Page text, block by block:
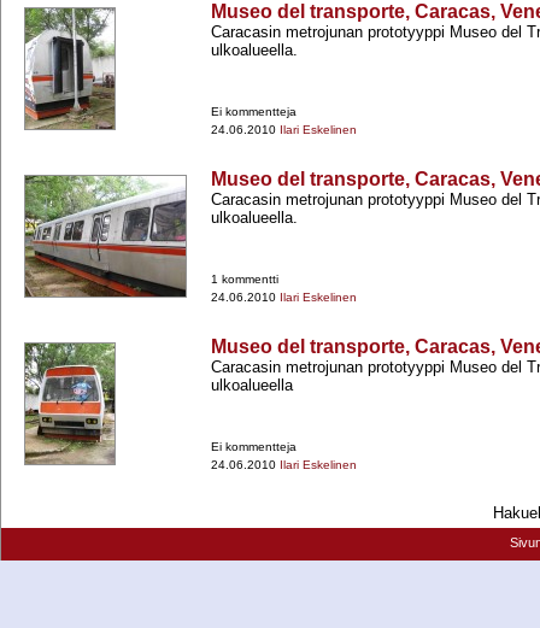
Museo del transporte, Caracas,
Caracasin metrojunan prototyyppi Museo del
ulkoalueella.
Ei kommentteja
24.06.2010 Ilari Eskelinen
Museo del transporte, Caracas,
Caracasin metrojunan prototyyppi Museo del
ulkoalueella.
1 kommentti
24.06.2010 Ilari Eskelinen
Museo del transporte, Caracas,
Caracasin metrojunan prototyyppi Museo del
ulkoalueella
Ei kommentteja
24.06.2010 Ilari Eskelinen